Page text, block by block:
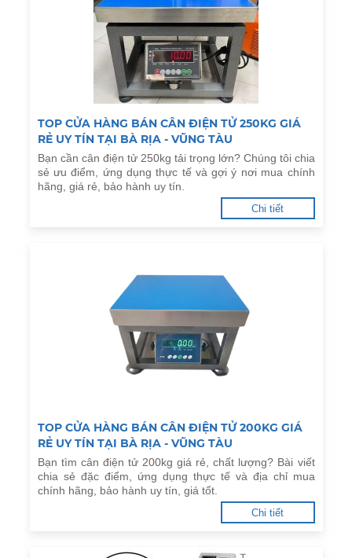
TOP CỬA HÀNG BÁN CÂN ĐIỆN TỬ 250KG GIÁ
RẺ UY TÍN TẠI BÀ RỊA - VŨNG TÀU
Bạn cần cân điện tử 250kg tải trọng lớn? Chúng tôi chia
sẻ ưu điểm, ứng dụng thực tế và gợi ý nơi mua chính
hãng, giá rẻ, bảo hành uy tín.
Chi tiết
TOP CỬA HÀNG BÁN CÂN ĐIỆN TỬ 200KG GIÁ
RẺ UY TÍN TẠI BÀ RỊA - VŨNG TÀU
Bạn tìm cân điện tử 200kg giá rẻ, chất lượng? Bài viết
chia sẻ đặc điểm, ứng dụng thực tế và địa chỉ mua
chính hãng, bảo hành uy tín, giá tốt.
Chi tiết